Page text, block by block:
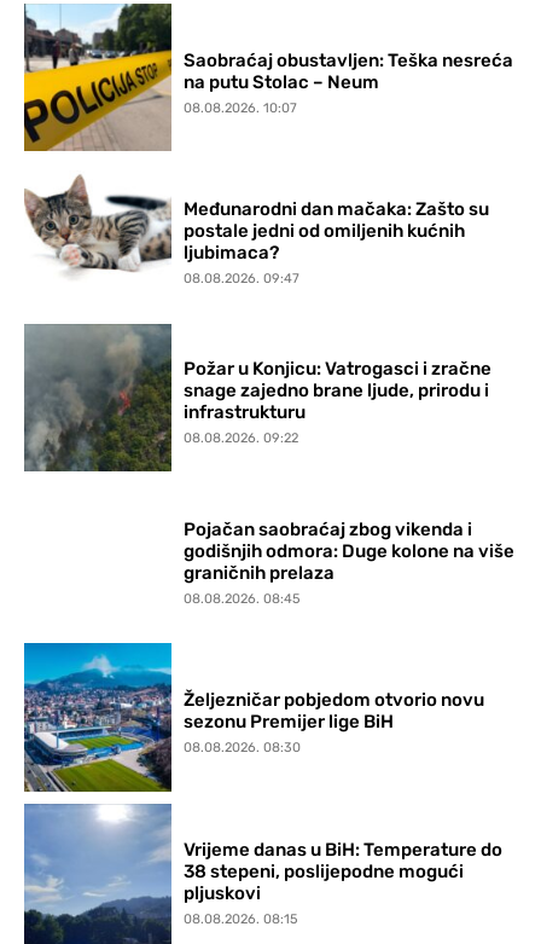
Saobraćaj obustavljen: Teška nesreća
na putu Stolac – Neum
08.08.2026. 10:07
Međunarodni dan mačaka: Zašto su
postale jedni od omiljenih kućnih
ljubimaca?
08.08.2026. 09:47
Požar u Konjicu: Vatrogasci i zračne
snage zajedno brane ljude, prirodu i
infrastrukturu
08.08.2026. 09:22
Pojačan saobraćaj zbog vikenda i
godišnjih odmora: Duge kolone na više
graničnih prelaza
08.08.2026. 08:45
Željezničar pobjedom otvorio novu
sezonu Premijer lige BiH
08.08.2026. 08:30
Vrijeme danas u BiH: Temperature do
38 stepeni, poslijepodne mogući
pljuskovi
08.08.2026. 08:15